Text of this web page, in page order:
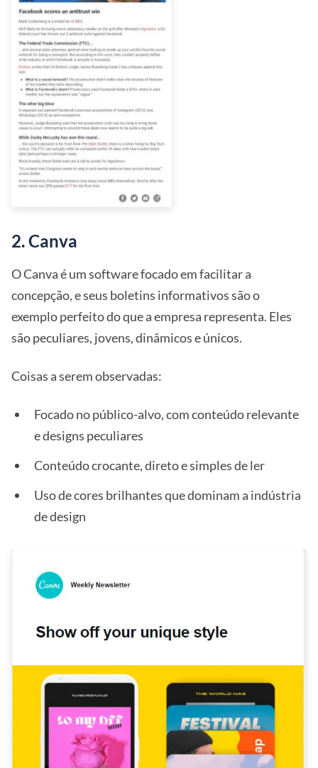
2. Canva
O Canva é um software focado em facilitar a
concepção, e seus boletins informativos são o
exemplo perfeito do que a empresa representa. Eles
são peculiares, jovens, dinâmicos e únicos.
Coisas a serem observadas:
Focado no público-alvo, com conteúdo relevante
e designs peculiares
Conteúdo crocante, direto e simples de ler
Uso de cores brilhantes que dominam a indústria
de design